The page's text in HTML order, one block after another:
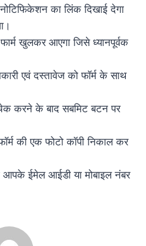
का लिंक दिखाई देगा
खुलकर आएगा जिसे ध्यानपूर्वक
एवं दस्तावेज को फॉर्म के साथ
करने के बाद सबमिट बटन पर
की एक फोटो कॉपी निकाल कर
ईमेल आईडी या मोबाइल नंबर